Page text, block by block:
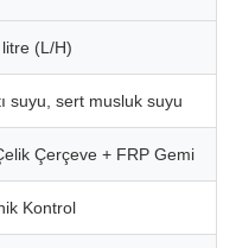
(L/H)
suyu, sert musluk suyu
Çerçeve + FRP Gemi
Kontrol